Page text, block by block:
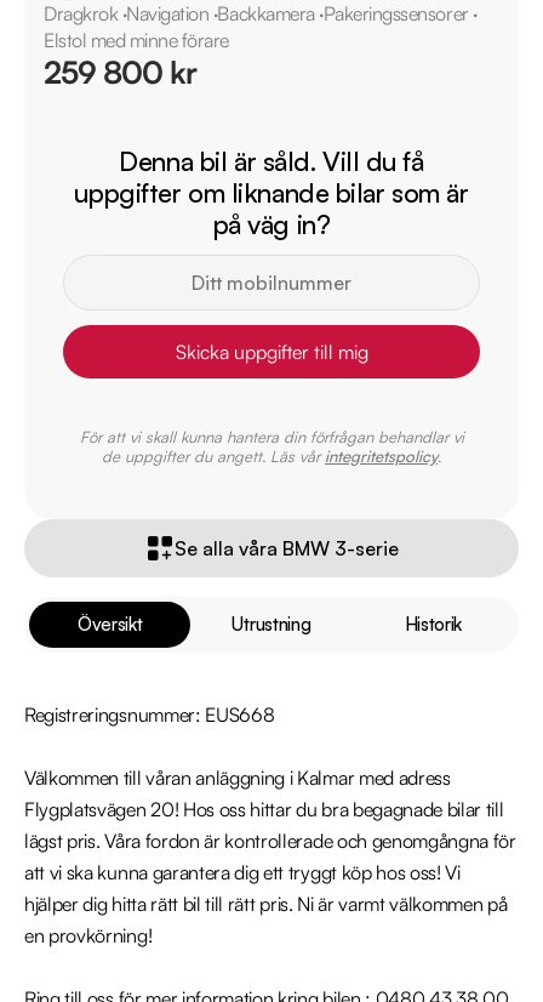
Översikt Utrustning Historik
Registreringsnummer: EUS668
Välkommen till våran anläggning i Kalmar med adress
Flygplatsvägen 20! Hos oss hittar du bra begagnade bilar till
lägst pris. Våra fordon är kontrollerade och genomgångna för
att vi ska kunna garantera dig ett tryggt köp hos oss! Vi
hjälper dig hitta rätt bil till rätt pris. Ni är varmt välkommen på
en provkörning!
Dragkrok·Navigation ·Backkamera·Pakeringssensorer ·
Elstol med minne förare
259 800 kr
Denna bil är såld. Vill du få
uppgifter om liknande bilar som är
på väg in?
Skicka uppgifter till mig
För att vi skall kunna hantera din förfrågan behandlar vi
de uppgifter du angett. Läs vårintegritetspolicy.
Se alla våra BMW 3-serie